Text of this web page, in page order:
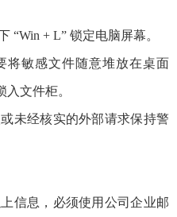
“Win + L” 锁定电脑屏幕。
将敏感文件随意堆放在桌面
入文件柜。
未经核实的外部请求保持警
信息，必须使用公司企业邮